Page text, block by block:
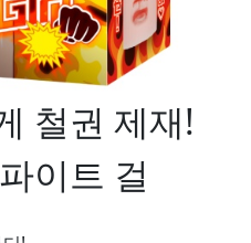
철권 제재!
이트 걸